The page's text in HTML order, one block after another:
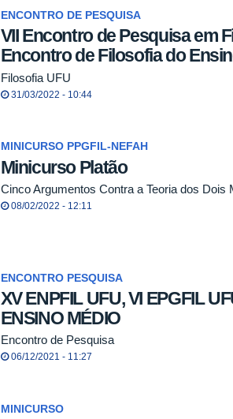
ENCONTRO DE PESQUISA
VII Encontro de Pesquisa em
Encontro de Filosofia do
Filosofia UFU
31/03/2022 - 10:44
MINICURSO PPGFIL-NEFAH
Minicurso Platão
Cinco Argumentos Contra a Teoria dos Dois
08/02/2022 - 12:11
ENCONTRO PESQUISA
XV ENPFIL UFU, VI EPGFIL
ENSINO MÉDIO
Encontro de Pesquisa
06/12/2021 - 11:27
MINICURSO